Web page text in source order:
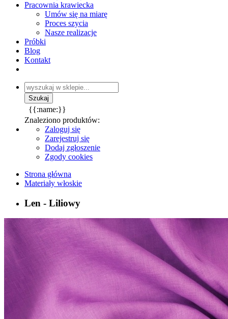
Pracownia krawiecka
Umów się na miarę
Proces szycia
Nasze realizacje
Próbki
Blog
Kontakt
{{:name:}}
Znaleziono produktów:
Zaloguj się
Zarejestruj się
Dodaj zgłoszenie
Zgody cookies
Strona główna
Materiały włoskie
Len - Liliowy